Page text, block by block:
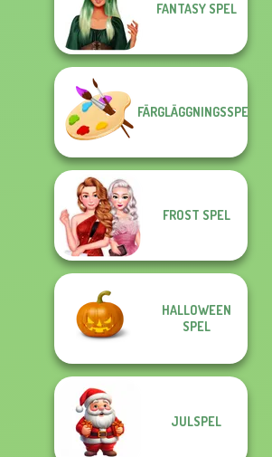
FANTASY SPEL
FÄRGLÄGGNINGSSPEL
FROST SPEL
HALLOWEEN
SPEL
JULSPEL